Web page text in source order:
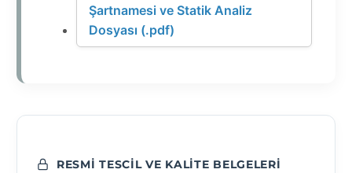
Şartnamesi ve Statik Analiz
Dosyası (.pdf)
RESMI TESCIL VE KALITE BELGELERI